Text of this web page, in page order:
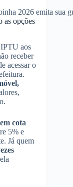
2026 emita sua
as opções
aos
receber
acessar o
cota
5% e
Já quem